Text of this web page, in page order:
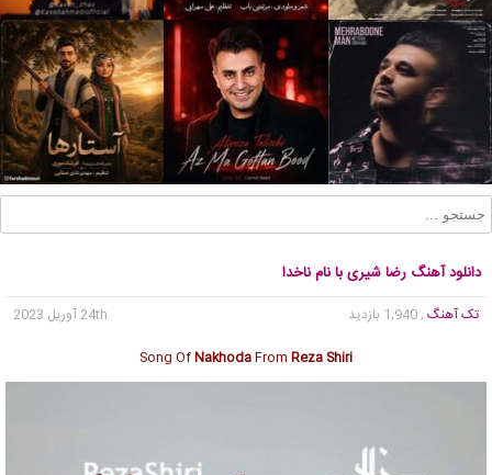
دانلود آهنگ رضا شیری با نام ناخدا
تک آهنگ , 1,940 بازدید
24th آوریل 2023
Song OfNakhodaFrom Reza Shiri